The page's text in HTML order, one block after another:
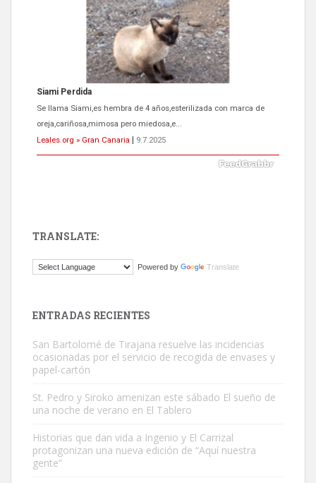
Siami Perdida
Se llama Siami,es hembra de 4 años,esterilizada con marca de
oreja,cariñosa,mimosa pero miedosa,e...
Leales.org » Gran Canaria
9.7.2025
El ayuntamiento se va a llevar a Los Gatos callejeros de la zona los
Este gato macho ha aparecido en la calle hace menos de un mes,
es muy manso y extremadamente cari...
Leales.org » Gran Canaria
TRANSLATE:
Powered by Translate
ENTRADAS RECIENTES
San Bartolomé de Tirajana resuelve las incidencias
ocasionadas por el servicio de recogida de envases y
papel-cartón
St. Pedro y Siroko amenizan este sábado El sueño de
una noche de verano en El Tablero
Historias que dan vida a Ingenio y El Carrizal
protagonizan una nueva edición de “Aquí nuestra
gente”